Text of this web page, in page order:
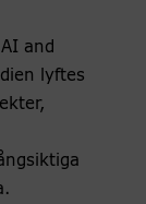
and
lyftes